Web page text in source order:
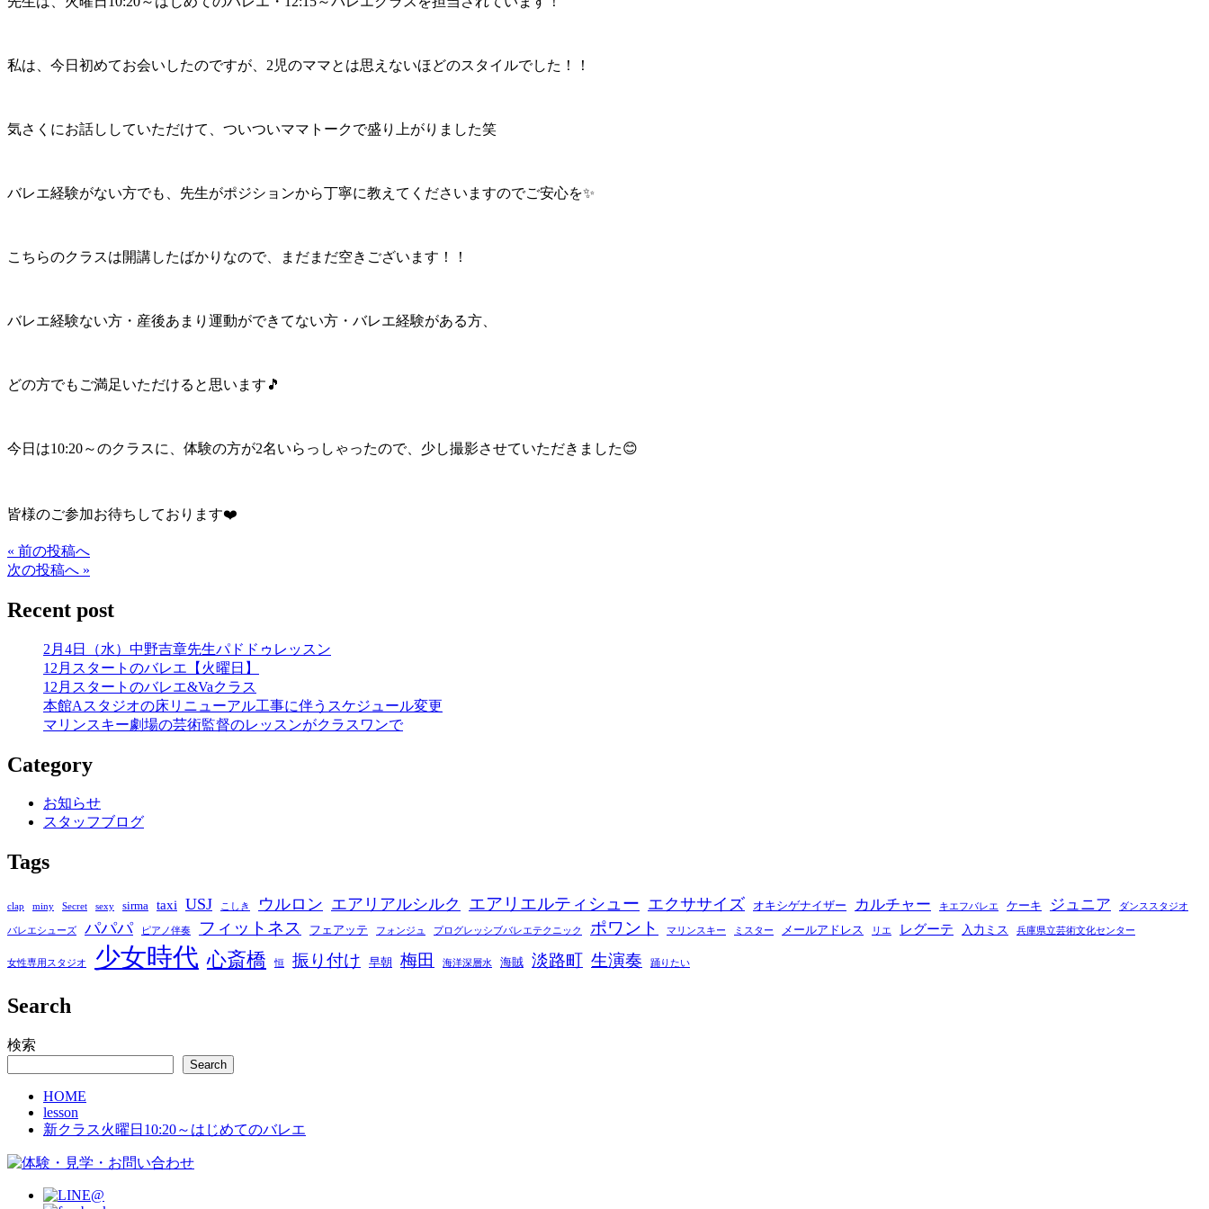
私は、今日初めてお会いしたのですが、2児のママとは思えないほどのスタイルでした！！
気さくにお話ししていただけて、ついついママトークで盛り上がりました笑
バレエ経験がない方でも、先生がポジションから丁寧に教えてくださいますのでご安心を✨
こちらのクラスは開講したばかりなので、まだまだ空きございます！！
バレエ経験ない方・産後あまり運動ができてない方・バレエ経験がある方、
どの方でもご満足いただけると思います🎵
今日は10:20～のクラスに、体験の方が2名いらっしゃったので、少し撮影させていただきました😊
皆様のご参加お待ちしております❤️
« 前の投稿へ
次の投稿へ »
Recent post
2月4日（水）中野吉章先生パドドゥレッスン
12月スタートのバレエ【火曜日】
12月スタートのバレエ&Vaクラス
本館Aスタジオの床リニューアル工事に伴うスケジュール変更
マリンスキー劇場の芸術監督のレッスンがクラスワンで
Category
お知らせ
スタッフブログ
Tags
clap miny Secret sexy sirma taxi USJ こしき ウルロン エアリアルシルク エアリエルティシュー エクササイズ オキシゲナイザー カルチャー キエフバレエ ケーキ ジュニア ダンススタジオ
バレエシューズ パパパ ピアノ伴奏 フィットネス フェアッテ フォンジュ プログレッシブバレエテクニック ポワント マリンスキー ミスター メールアドレス リエ レグーテ 入力ミス 兵庫県立芸術文化センター
女性専用スタジオ 少女時代 心斎橋 恒 振り付け 早朝 梅田 海洋深層水 海賊 淡路町 生演奏 踊りたい
Search
検索
Search
HOME
lesson
新クラス火曜日10:20～はじめてのバレエ